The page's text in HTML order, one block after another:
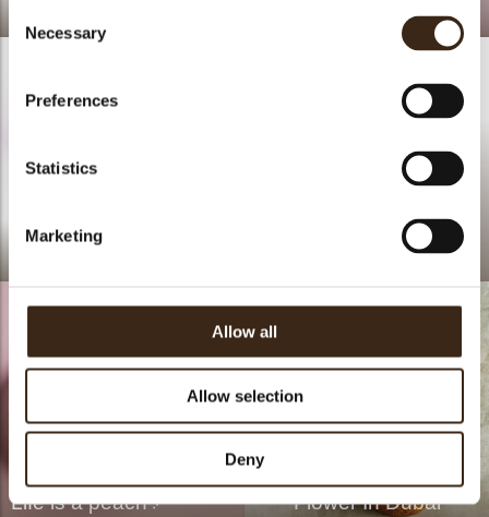
Selection
Necessary
Preferences
Statistics
Marketing
Allow all
Allow selection
Deny
Farandole De Papillons
Lace flower white
Life is a peach Flower In Dubai